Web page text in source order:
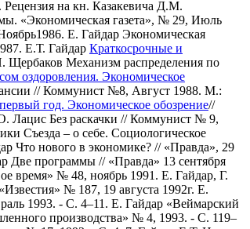
на кн. Казакевича Д.М.
«Экономическая газета», № 29, Июль
Е. Гайдар Экономическая
Е.Т. Гайдар Краткосрочные и
Механизм распределения по
оздоровления. Экономическое
// Коммунист №8, Август 1988. М.:
год. Экономическое обозрение//
Лацис Без раскачки // Коммунист № 9,
Съезда – о себе. Социологическое
Что нового в экономике? // «Правда», 29
Две программы // «Правда» 13 сентября
время» № 48, ноябрь 1991. Е. Гайдар, Г.
№ 187, 19 августа 1992г. Е.
1993. - С. 4–11. Е. Гайдар «Веймарский
производства» № 4, 1993. - С. 119–